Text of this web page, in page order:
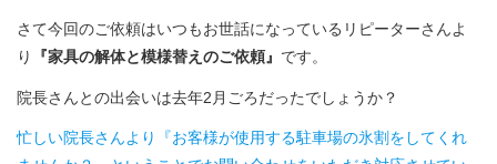
さて今回のご依頼はいつもお世話になっているリピーターさんよ
り
『家具の解体と模様替えのご依頼』 です。
院長さんとの出会いは去年2月ごろだったでしょうか？
忙しい院長さんより『お客様が使用する駐車場の氷割をしてくれ